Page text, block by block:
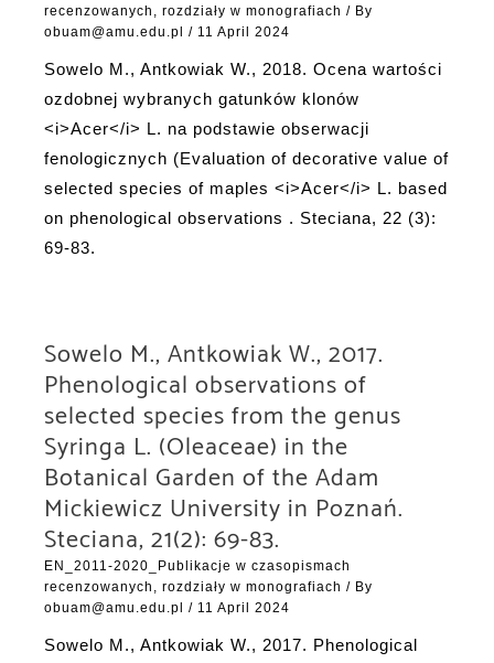
recenzowanych, rozdziały w monografiach / By
obuam@amu.edu.pl
/ 11 April 2024
Sowelo M., Antkowiak W., 2018. Ocena wartości
ozdobnej wybranych gatunków klonów
<i>Acer</i> L. na podstawie obserwacji
fenologicznych (Evaluation of decorative value of
selected species of maples <i>Acer</i> L. based
on phenological observations . Steciana, 22 (3):
69-83.
Sowelo M., Antkowiak W., 2017.
Phenological observations of
selected species from the genus
Syringa L. (Oleaceae) in the
Botanical Garden of the Adam
Mickiewicz University in Poznań.
Steciana, 21(2): 69-83.
EN_2011-2020_Publikacje w czasopismach
recenzowanych, rozdziały w monografiach / By
obuam@amu.edu.pl
/ 11 April 2024
Sowelo M., Antkowiak W., 2017. Phenological